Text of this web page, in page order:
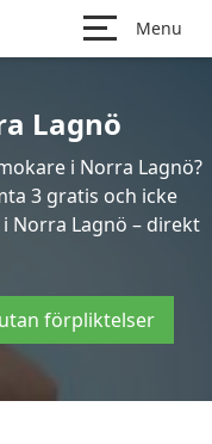
Menu
Lagnö
i Norra Lagnö?
3 gratis och icke
Norra Lagnö – direkt
förpliktelser